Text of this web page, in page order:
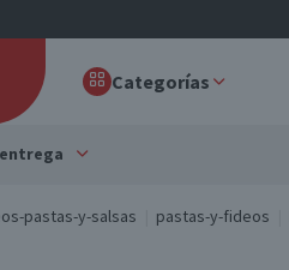
Categorías
pastas-y-salsas pastas-y-fideos